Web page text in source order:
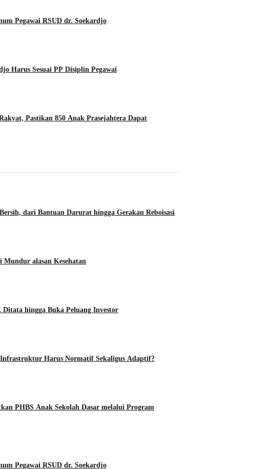
Pegawai RSUD dr. Soekardjo
Harus Sesuai PP Disiplin Pegawai
Pastikan 850 Anak Prasejahtera Dapat
dari Bantuan Darurat hingga Gerakan Reboisasi
Mundur alasan Kesehatan
hingga Buka Peluang Investor
Harus Normatif Sekaligus Adaptif?
PHBS Anak Sekolah Dasar melalui Program
Pegawai RSUD dr. Soekardjo